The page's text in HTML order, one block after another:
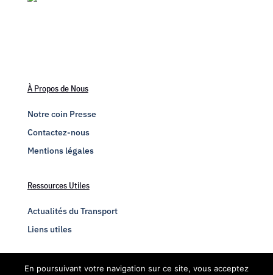
À Propos de Nous
Notre coin Presse
Contactez-nous
Mentions légales
Ressources Utiles
Actualités du Transport
Liens utiles
Engagez-vous
En poursuivant votre navigation sur ce site, vous acceptez